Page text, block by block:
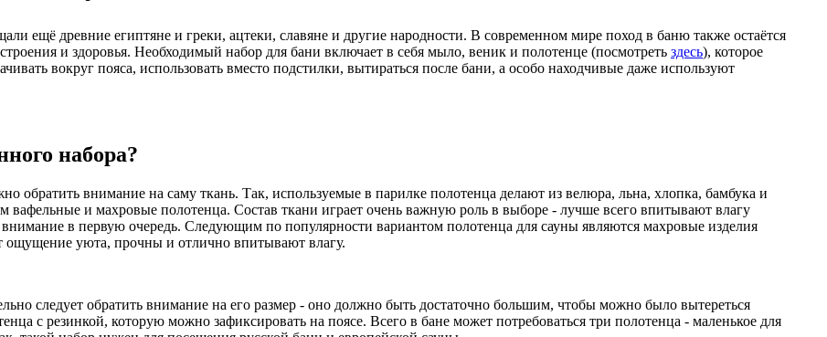
ещё древние египтяне и греки, ацтеки, славяне и другие народности. В современном мире поход в баню также остаётся
и здоровья. Необходимый набор для бани включает в себя мыло, веник и полотенце (посмотреть здесь), которое
вокруг пояса, использовать вместо подстилки, вытираться после бани, а особо находчивые даже используют
набора?
обратить внимание на саму ткань. Так, используемые в парилке полотенца делают из велюра, льна, хлопка, бамбука и
вафельные и махровые полотенца. Состав ткани играет очень важную роль в выборе - лучше всего впитывают влагу
в первую очередь. Следующим по популярности вариантом полотенца для сауны являются махровые изделия
ощущение уюта, прочны и отлично впитывают влагу.
следует обратить внимание на его размер - оно должно быть достаточно большим, чтобы можно было вытереться
с резинкой, которую можно зафиксировать на поясе. Всего в бане может потребоваться три полотенца - маленькое для